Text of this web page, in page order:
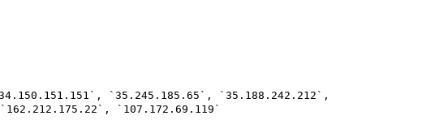
`35.245.185.65`, `35.188.242.212`,
`107.172.69.119`